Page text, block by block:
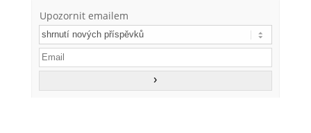
Upozornit emailem